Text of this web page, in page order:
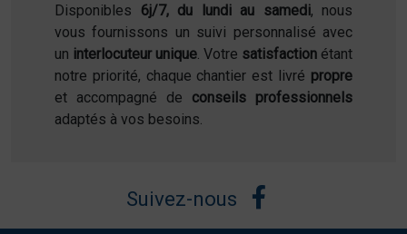
Disponibles 6j/7, du lundi au samedi, nous
vous fournissons un suivi personnalisé avec
un interlocuteur unique. Votre satisfaction étant
notre priorité, chaque chantier est livré propre
et accompagné de conseils professionnels
adaptés à vos besoins.
Suivez-nous